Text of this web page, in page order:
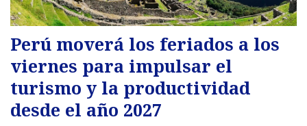
Perú moverá los feriados a los
viernes para impulsar el
turismo y la productividad
desde el año 2027